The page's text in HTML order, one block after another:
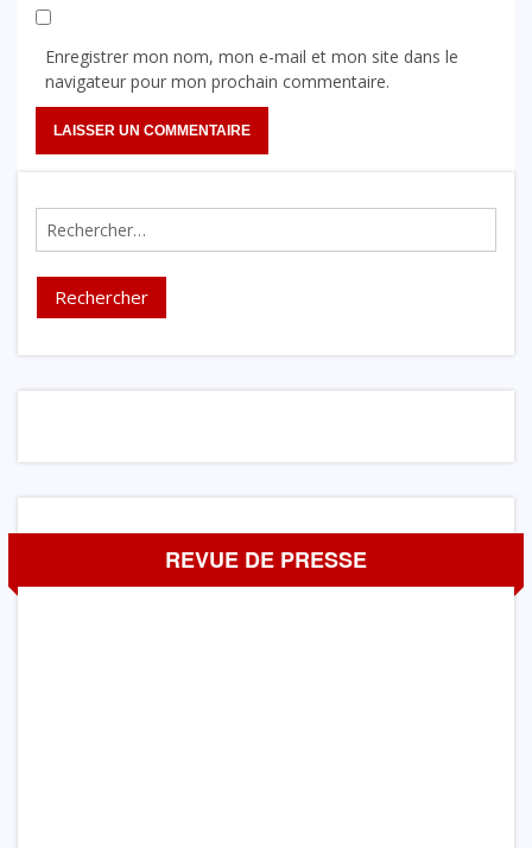
Enregistrer mon nom, mon e-mail et mon site dans le
navigateur pour mon prochain commentaire.
Rechercher :
REVUE DE PRESSE